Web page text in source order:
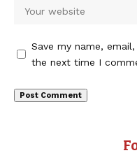
Save my name,
the next time I